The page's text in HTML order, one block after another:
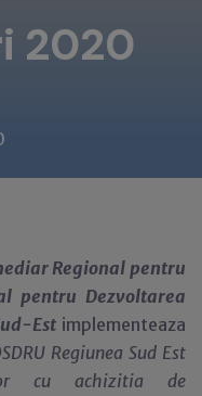
2020
Regional pentru
pentru Dezvoltarea
Est implementeaza
Regiunea Sud Est
cu achizitia de